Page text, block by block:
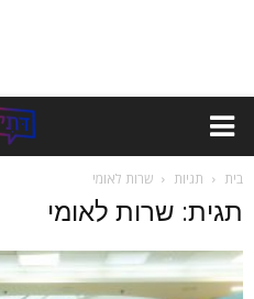
בית תגיות שרות לאומי
תגית: שרות לאומי